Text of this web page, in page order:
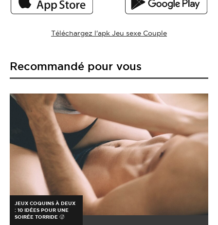
Téléchargez l'apk Jeu sexe Couple
Recommandé pour vous
JEUX COQUINS À DEUX
: 10 IDÉES POUR UNE
SOIRÉE TORRIDE 🥵